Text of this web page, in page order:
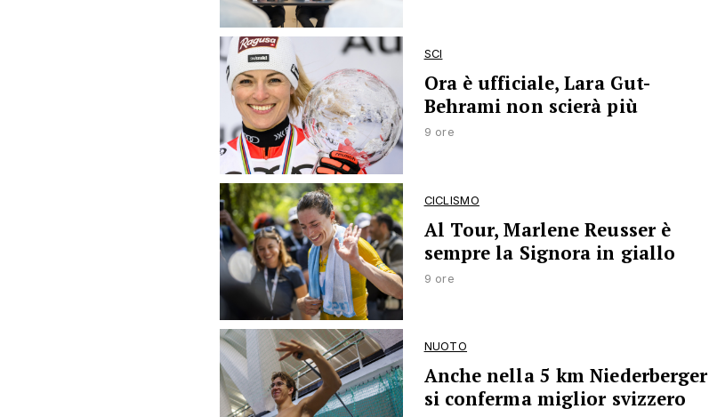
SCI
Ora è ufficiale, Lara Gut-
Behrami non scierà più
9 ore
CICLISMO
Al Tour, Marlene Reusser è
sempre la Signora in giallo
9 ore
NUOTO
Anche nella 5 km Niederberger
si conferma miglior svizzero